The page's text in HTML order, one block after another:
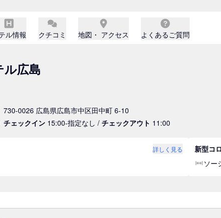
ル情報 クチコミ 地図・ アクセス よくあるご質問
広島
730-0026 広島県広島市中区田中町 6-10
チェックイン 15:00-指定なし / チェックアウト 11:00
詳しく見る 新型コ
ソー